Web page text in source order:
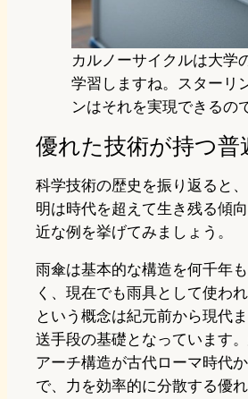
カルノーサイクルは大学
学習しますね。スターリ
ンはそれを実現できるの
優れた技術が持つ普
科学技術の歴史を振り返ると
明は時代を超えて生き残る傾
近な例を挙げてみましょう。
雨傘は基本的な構造を何千年
く、現在でも雨具として使わ
という概念は紀元前から現代
送手段の基礎となっています。
アーチ構造が古代ローマ時代
で、力を効率的に分散する優